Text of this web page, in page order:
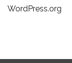
WordPress.org